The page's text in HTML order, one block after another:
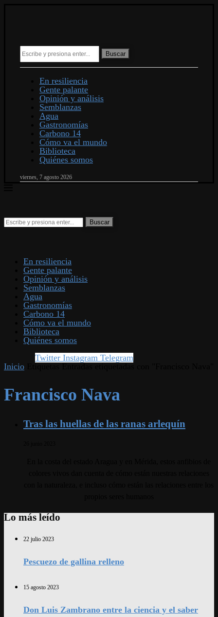
Buscar
En resiliencia
Gente palante
Opinión y análisis
Semblanzas
Agua
Gastronomías
Carbono 14
Cómo va el mundo
Biblioteca
Quiénes somos
viernes, 7 agosto 2026
En resiliencia
Gente palante
Opinión y análisis
Semblanzas
Agua
Gastronomías
Carbono 14
Cómo va el mundo
Biblioteca
Quiénes somos
Twitter Instagram Telegram
Inicio
Francisco Nava
Tras las huellas de las ranas arlequín
Lo más leído
22 julio 2023
Pescuezo de gallina relleno
15 agosto 2023
Don Luis Zambrano entre la ciencia y el saber